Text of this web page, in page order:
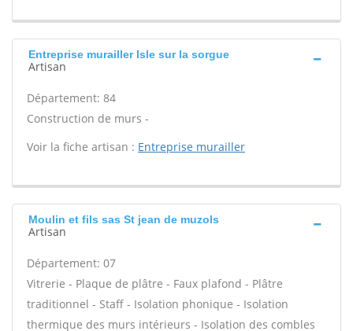
Entreprise murailler Isle sur la sorgue
Artisan
Département: 84
Construction de murs -
Voir la fiche artisan : Entreprise murailler
Moulin et fils sas St jean de muzols
Artisan
Département: 07
Vitrerie - Plaque de plâtre - Faux plafond - Plâtre
traditionnel - Staff - Isolation phonique - Isolation
thermique des murs intérieurs - Isolation des combles